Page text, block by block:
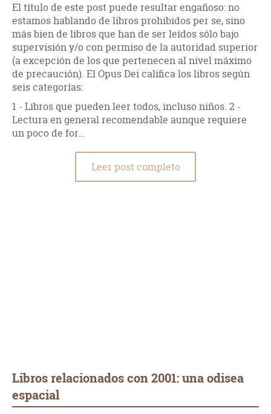
El título de este post puede resultar engañoso: no
estamos hablando de libros prohibidos per se, sino
más bien de libros que han de ser leídos sólo bajo
supervisión y/o con permiso de la autoridad superior
(a excepción de los que pertenecen al nivel máximo
de precaución). El Opus Dei califica los libros según
seis categorías:
1 - Libros que pueden leer todos, incluso niños. 2 -
Lectura en general recomendable aunque requiere
un poco de for…
Leer post completo
Libros relacionados con 2001: una odisea
espacial